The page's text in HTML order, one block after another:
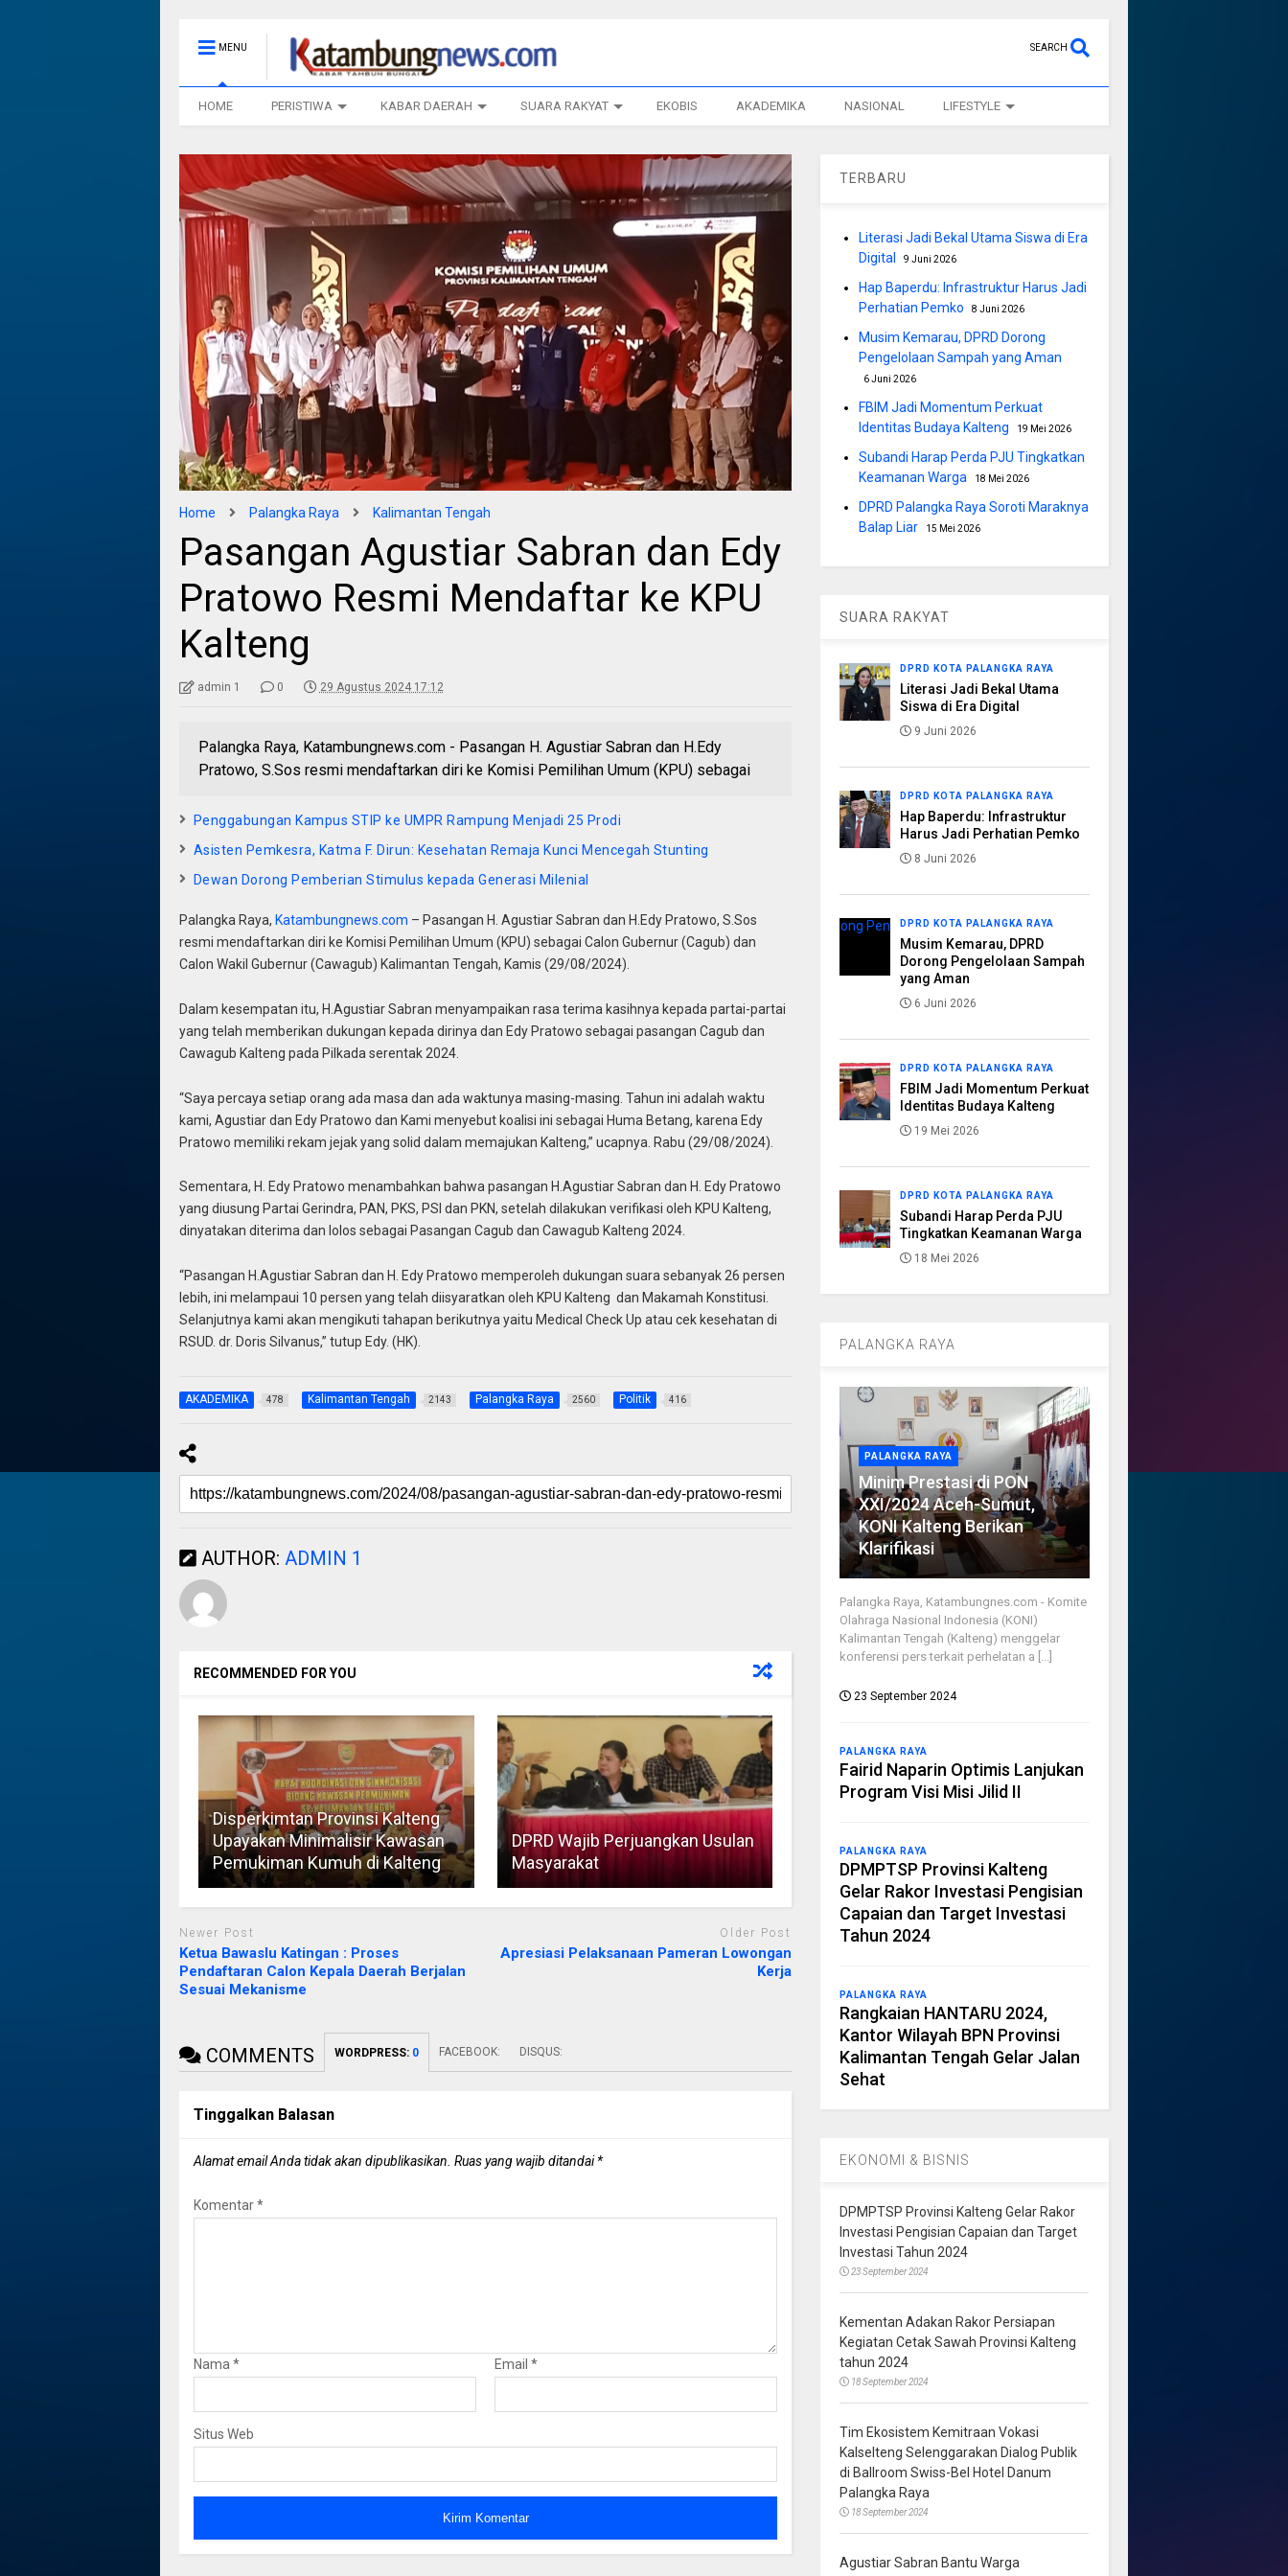
MENU SEARCH
HOME PERISTIWA KABAR DAERAH SUARA RAKYAT EKOBIS AKADEMIKA NASIONAL LIFESTYLE
Home Palangka Raya Kalimantan Tengah
Pasangan Agustiar Sabran dan Edy
Pratowo Resmi Mendaftar ke KPU
Kalteng
admin 1 0 29 Agustus 2024 17:12
Palangka Raya, Katambungnews.com - Pasangan H. Agustiar Sabran dan H.Edy
Pratowo, S.Sos resmi mendaftarkan diri ke Komisi Pemilihan Umum (KPU) sebagai
Penggabungan Kampus STIP ke UMPR Rampung Menjadi 25 Prodi
Asisten Pemkesra, Katma F. Dirun: Kesehatan Remaja Kunci Mencegah Stunting
Dewan Dorong Pemberian Stimulus kepada Generasi Milenial
Palangka Raya, Katambungnews.com – Pasangan H. Agustiar Sabran dan H.Edy Pratowo, S.Sos
resmi mendaftarkan diri ke Komisi Pemilihan Umum (KPU) sebagai Calon Gubernur (Cagub) dan
Calon Wakil Gubernur (Cawagub) Kalimantan Tengah, Kamis (29/08/2024).
Dalam kesempatan itu, H.Agustiar Sabran menyampaikan rasa terima kasihnya kepada partai-partai
yang telah memberikan dukungan kepada dirinya dan Edy Pratowo sebagai pasangan Cagub dan
Cawagub Kalteng pada Pilkada serentak 2024.
“Saya percaya setiap orang ada masa dan ada waktunya masing-masing. Tahun ini adalah waktu
kami, Agustiar dan Edy Pratowo dan Kami menyebut koalisi ini sebagai Huma Betang, karena Edy
Pratowo memiliki rekam jejak yang solid dalam memajukan Kalteng,” ucapnya. Rabu (29/08/2024).
Sementara, H. Edy Pratowo menambahkan bahwa pasangan H.Agustiar Sabran dan H. Edy Pratowo
yang diusung Partai Gerindra, PAN, PKS, PSI dan PKN, setelah dilakukan verifikasi oleh KPU Kalteng,
dinyatakan diterima dan lolos sebagai Pasangan Cagub dan Cawagub Kalteng 2024.
“Pasangan H.Agustiar Sabran dan H. Edy Pratowo memperoleh dukungan suara sebanyak 26 persen
lebih, ini melampaui 10 persen yang telah diisyaratkan oleh KPU Kalteng dan Makamah Konstitusi.
Selanjutnya kami akan mengikuti tahapan berikutnya yaitu Medical Check Up atau cek kesehatan di
RSUD. dr. Doris Silvanus,” tutup Edy. (HK).
AKADEMIKA 478 Kalimantan Tengah 2143 Palangka Raya 2560 Politik 416
AUTHOR: ADMIN 1
RECOMMENDED FOR YOU
Disperkimtan Provinsi Kalteng
Upayakan Minimalisir Kawasan
Pemukiman Kumuh di Kalteng
DPRD Wajib Perjuangkan Usulan
Masyarakat
Newer Post
Ketua Bawaslu Katingan : Proses
Pendaftaran Calon Kepala Daerah Berjalan
Sesuai Mekanisme
Older Post
Apresiasi Pelaksanaan Pameran Lowongan
Kerja
COMMENTS WORDPRESS: 0 FACEBOOK: DISQUS:
Tinggalkan Balasan
Alamat email Anda tidak akan dipublikasikan. Ruas yang wajib ditandai*
Komentar*
Nama * Email *
Situs Web
TERBARU
Literasi Jadi Bekal Utama Siswa di Era
Digital
9 Juni 2026
Hap Baperdu: Infrastruktur Harus Jadi
Perhatian Pemko
8 Juni 2026
Musim Kemarau, DPRD Dorong
Pengelolaan Sampah yang Aman
6 Juni 2026
FBIM Jadi Momentum Perkuat
Identitas Budaya Kalteng
19 Mei 2026
Subandi Harap Perda PJU Tingkatkan
Keamanan Warga
18 Mei 2026
DPRD Palangka Raya Soroti Maraknya
Balap Liar
15 Mei 2026
SUARA RAKYAT
DPRD KOTA PALANGKA RAYA
Literasi Jadi Bekal Utama
Siswa di Era Digital
9 Juni 2026
DPRD KOTA PALANGKA RAYA
Hap Baperdu: Infrastruktur
Harus Jadi Perhatian Pemko
8 Juni 2026
DPRD KOTA PALANGKA RAYA
Musim Kemarau, DPRD
Dorong Pengelolaan Sampah
yang Aman
6 Juni 2026
DPRD KOTA PALANGKA RAYA
FBIM Jadi Momentum Perkuat
Identitas Budaya Kalteng
19 Mei 2026
DPRD KOTA PALANGKA RAYA
Subandi Harap Perda PJU
Tingkatkan Keamanan Warga
18 Mei 2026
PALANGKA RAYA
PALANGKA RAYA
Minim Prestasi di PON
XXI/2024 Aceh-Sumut,
KONI Kalteng Berikan
Klarifikasi
Palangka Raya, Katambungnes.com - Komite
Olahraga Nasional Indonesia (KONI)
Kalimantan Tengah (Kalteng) menggelar
konferensi pers terkait perhelatan a [...]
23 September 2024
PALANGKA RAYA
Fairid Naparin Optimis Lanjukan
Program Visi Misi Jilid II
PALANGKA RAYA
DPMPTSP Provinsi Kalteng
Gelar Rakor Investasi Pengisian
Capaian dan Target Investasi
Tahun 2024
PALANGKA RAYA
Rangkaian HANTARU 2024,
Kantor Wilayah BPN Provinsi
Kalimantan Tengah Gelar Jalan
Sehat
EKONOMI & BISNIS
DPMPTSP Provinsi Kalteng Gelar Rakor
Investasi Pengisian Capaian dan Target
Investasi Tahun 2024
23 September 2024
Kementan Adakan Rakor Persiapan
Kegiatan Cetak Sawah Provinsi Kalteng
tahun 2024
18 September 2024
Tim Ekosistem Kemitraan Vokasi
Kalselteng Selenggarakan Dialog Publik
di Ballroom Swiss-Bel Hotel Danum
Palangka Raya
18 September 2024
Agustiar Sabran Bantu Warga